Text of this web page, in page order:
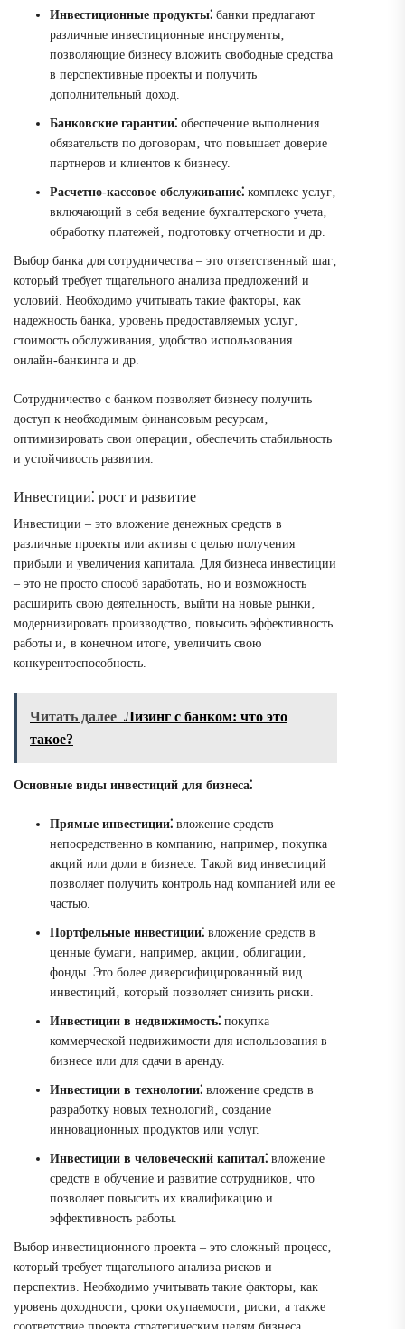
Инвестиционные продукты⁚ банки предлагают
различные инвестиционные инструменты‚
позволяющие бизнесу вложить свободные средства
в перспективные проекты и получить
дополнительный доход.
Банковские гарантии⁚ обеспечение выполнения
обязательств по договорам‚ что повышает доверие
партнеров и клиентов к бизнесу.
Расчетно-кассовое обслуживание⁚ комплекс услуг‚
включающий в себя ведение бухгалтерского учета‚
обработку платежей‚ подготовку отчетности и др.
Выбор банка для сотрудничества – это ответственный шаг‚
который требует тщательного анализа предложений и
условий. Необходимо учитывать такие факторы‚ как
надежность банка‚ уровень предоставляемых услуг‚
стоимость обслуживания‚ удобство использования
онлайн-банкинга и др.
Сотрудничество с банком позволяет бизнесу получить
доступ к необходимым финансовым ресурсам‚
оптимизировать свои операции‚ обеспечить стабильность
и устойчивость развития.
Инвестиции⁚ рост и развитие
Инвестиции – это вложение денежных средств в
различные проекты или активы с целью получения
прибыли и увеличения капитала. Для бизнеса инвестиции
– это не просто способ заработать‚ но и возможность
расширить свою деятельность‚ выйти на новые рынки‚
модернизировать производство‚ повысить эффективность
работы и‚ в конечном итоге‚ увеличить свою
конкурентоспособность.
Читать далее Лизинг с банком: что это
такое?
Основные виды инвестиций для бизнеса⁚
Прямые инвестиции⁚ вложение средств
непосредственно в компанию‚ например‚ покупка
акций или доли в бизнесе. Такой вид инвестиций
позволяет получить контроль над компанией или ее
частью.
Портфельные инвестиции⁚ вложение средств в
ценные бумаги‚ например‚ акции‚ облигации‚
фонды. Это более диверсифицированный вид
инвестиций‚ который позволяет снизить риски.
Инвестиции в недвижимость⁚ покупка
коммерческой недвижимости для использования в
бизнесе или для сдачи в аренду.
Инвестиции в технологии⁚ вложение средств в
разработку новых технологий‚ создание
инновационных продуктов или услуг.
Инвестиции в человеческий капитал⁚ вложение
средств в обучение и развитие сотрудников‚ что
позволяет повысить их квалификацию и
эффективность работы.
Выбор инвестиционного проекта – это сложный процесс‚
который требует тщательного анализа рисков и
перспектив. Необходимо учитывать такие факторы‚ как
уровень доходности‚ сроки окупаемости‚ риски‚ а также